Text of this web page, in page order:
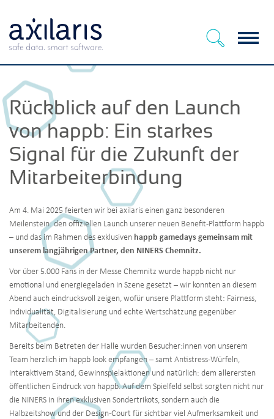
Menu
Rückblick auf den Launch
von happb: Ein starkes
Signal für die Zukunft der
Mitarbeiterbindung
Am 4. Mai 2025 feierten wir bei axilaris einen ganz besonderen
Meilenstein: den offiziellen Launch unserer neuen Benefit-Plattform happb
– und das im Rahmen des exklusiven happb gamedays gemeinsam mit
unserem langjährigen Partner, den NINERS Chemnitz.
Vor über 5.000 Fans in der Messe Chemnitz wurde happb nicht nur
emotional und energiegeladen in Szene gesetzt – wir konnten an diesem
Abend auch eindrucksvoll zeigen, wofür unsere Plattform steht: Fairness,
Individualität, Digitalisierung und echte Wertschätzung gegenüber
Mitarbeitenden.
Bereits beim Betreten der Halle wurden Besucher:innen von unserem
Team herzlich im happb look empfangen – samt Antistress-Würfeln,
interaktivem Stand, Gewinnspielaktionen und natürlich: dem allerersten
öffentlichen Eindruck von happb. Auf dem Spielfeld selbst sorgten nicht nur
die NINERS in ihren exklusiven Sondertrikots, sondern auch die
Halbzeitshow und der Design-Court für sichtbar viel Aufmerksamkeit und